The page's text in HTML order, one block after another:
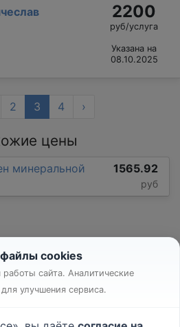
2200
руб/услуга
Указана на
08.10.2025
2 3 4 ›
цены
минеральной
1565.92
руб
Реклама
cookies
сайта. Аналитические
улучшения сервиса.